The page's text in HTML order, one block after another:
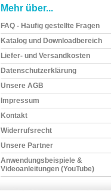
Mehr über...
FAQ - Häufig gestellte Fragen
Katalog und Downloadbereich
Liefer- und Versandkosten
Datenschutzerklärung
Unsere AGB
Impressum
Kontakt
Widerrufsrecht
Unsere Partner
Anwendungsbeispiele &
Videoanleitungen (YouTube)